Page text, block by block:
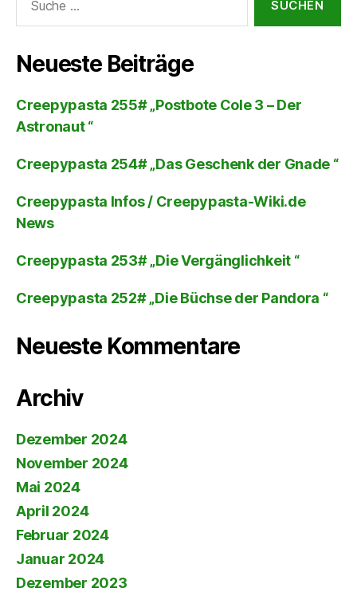
nach:
Neueste Beiträge
Creepypasta 255# „Postbote Cole 3 – Der
Astronaut “
Creepypasta 254# „Das Geschenk der Gnade “
Creepypasta Infos / Creepypasta-Wiki.de
News
Creepypasta 253# „Die Vergänglichkeit “
Creepypasta 252# „Die Büchse der Pandora “
Neueste Kommentare
Archiv
Dezember 2024
November 2024
Mai 2024
April 2024
Februar 2024
Januar 2024
Dezember 2023